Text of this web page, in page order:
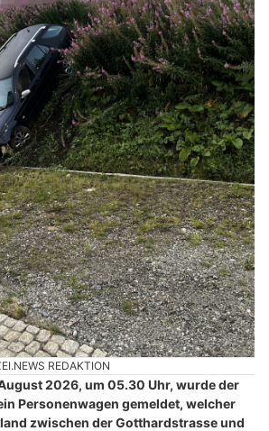
REDAKTION
2026, um 05.30 Uhr, wurde der
Personenwagen gemeldet, welcher
zwischen der Gotthardstrasse und